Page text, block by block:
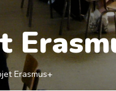
Erasmus+